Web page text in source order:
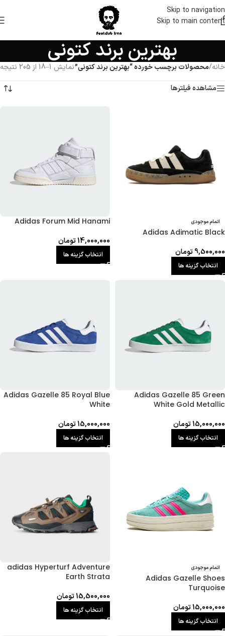
Skip to navigation
Skip to main content
بهترین برند کتونی
خانه/محصولات برچسب خورده “بهترین برند کتونی”نمایش 1–18 از 205 نتیجه
مشاهده فیلترها
اتمام موجودی
Adidas Adimatic Black
9,500,000تومان
انتخاب گزینه ها
Adidas Forum Mid Hanami
14,000,000تومان
انتخاب گزینه ها
Adidas Gazelle 85 Green
White Gold Metallic
15,000,000تومان
انتخاب گزینه ها
Adidas Gazelle 85 Royal Blue
White
15,000,000تومان
انتخاب گزینه ها
اتمام موجودی
Adidas Gazelle Shoes
Turquoise
15,000,000تومان
انتخاب گزینه ها
adidas Hyperturf Adventure
Earth Strata
15,500,000تومان
انتخاب گزینه ها